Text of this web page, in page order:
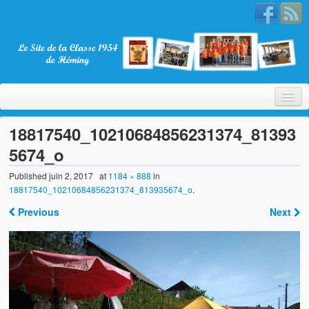
Bienvenue
La Classe 1954
Les membres
Nos partenaires
18817540_10210684856231374_81393
5674_o
Publishedjuin 2, 2017 at 1184 × 888 in
18817540_10210684856231374_813935674_o.
Previous Next